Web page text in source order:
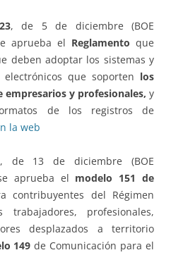
, de 5 de diciembre (BOE
aprueba el Reglamento que
deben adoptar los sistemas y
que soporten los
empresarios y profesionales, y
de los registros de
la web
, de 13 de diciembre (BOE
aprueba el modelo 151 de
contribuyentes del Régimen
profesionales,
desplazados a territorio
149 de Comunicación para el